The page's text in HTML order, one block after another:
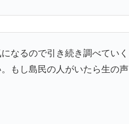
なるので引き続き調べていく
もし島民の人がいたら生の声